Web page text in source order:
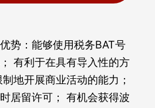
势：能够使用税务BAT号
有利于在具有导入性的方
地开展商业活动的能力；
居留许可； 有机会获得波